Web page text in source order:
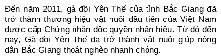
Đến năm 2011, gà đồi Yên Thế của tỉnh Bắc Giang đã
trở thành thương hiệu vật nuôi đầu tiên của Việt Nam
được cấp Chứng nhận độc quyền nhãn hiệu. Từ đó đến
nay, Gà đồi Yên Thế đã trở thành vật nuôi giúp nông
dân Bắc Giang thoát nghèo nhanh chóng.